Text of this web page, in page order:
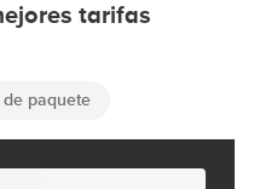
tarifas
paquete